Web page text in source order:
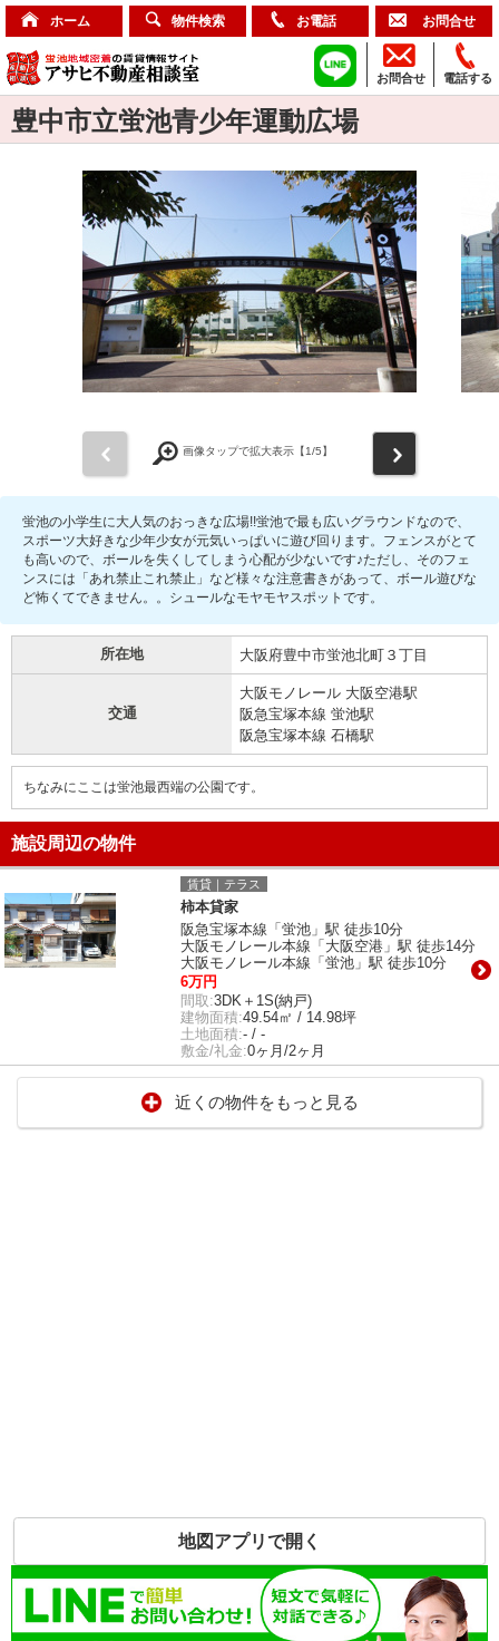
ホーム 物件検索 お電話 お問合せ
電話する
お問合せ
豊中市立蛍池青少年運動広場
画像タップで拡大表示【1/5】
蛍池の小学生に大人気のおっきな広場!!蛍池で最も広いグラウンドなので、
スポーツ大好きな少年少女が元気いっぱいに遊び回ります。フェンスがとて
も高いので、ボールを失くしてしまう心配が少ないです♪ただし、そのフェ
ンスには「あれ禁止これ禁止」など様々な注意書きがあって、ボール遊びな
ど怖くてできません。。シュールなモヤモヤスポットです。
所在地 大阪府豊中市蛍池北町３丁目
交通
大阪モノレール 大阪空港駅
阪急宝塚本線 蛍池駅
阪急宝塚本線 石橋駅
ちなみにここは蛍池最西端の公園です。
施設周辺の物件
賃貸｜テラス
柿本貸家
阪急宝塚本線「蛍池」駅 徒歩10分
大阪モノレール本線「大阪空港」駅 徒歩14分
大阪モノレール本線「蛍池」駅 徒歩10分
6万円
間取:3DK＋1S(納戸)
建物面積:49.54㎡ / 14.98坪
土地面積:- / -
敷金/礼金:0ヶ月/2ヶ月
近くの物件をもっと見る
地図アプリで開く